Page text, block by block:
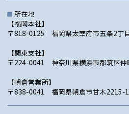
所在地
【福岡本社】
〒818-0125 福岡県太宰府市五条2丁
【関東支社】
〒224-0041 神奈川県横浜市都筑区仲
【朝倉営業所】
〒838-0041 福岡県朝倉市甘木2215-